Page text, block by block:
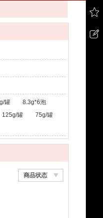
罐
8.3g*6泡
125g/罐
75g/罐
商品状态